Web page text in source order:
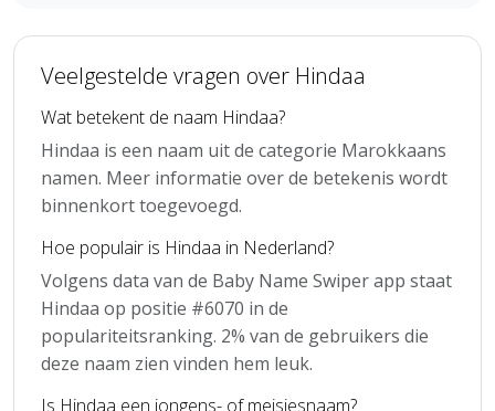
Veelgestelde vragen over Hindaa
Wat betekent de naam Hindaa?
Hindaa is een naam uit de categorie Marokkaans
namen. Meer informatie over de betekenis wordt
binnenkort toegevoegd.
Hoe populair is Hindaa in Nederland?
Volgens data van de Baby Name Swiper app staat
Hindaa op positie #6070 in de
populariteitsranking. 2% van de gebruikers die
deze naam zien vinden hem leuk.
Is Hindaa een jongens- of meisjesnaam?